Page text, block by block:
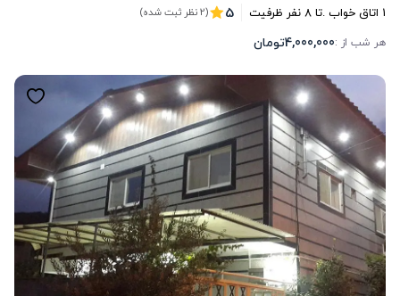
1 اتاق خواب .تا8نفر ظرفیت 5 (2 نظر ثبت شده)
هر شب از :4,000,000تومان